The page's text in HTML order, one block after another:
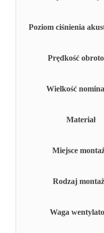
Poziom ciśnienia
Prędkość
Wielkość
Materiał
Miejsce
Rodzaj
Waga